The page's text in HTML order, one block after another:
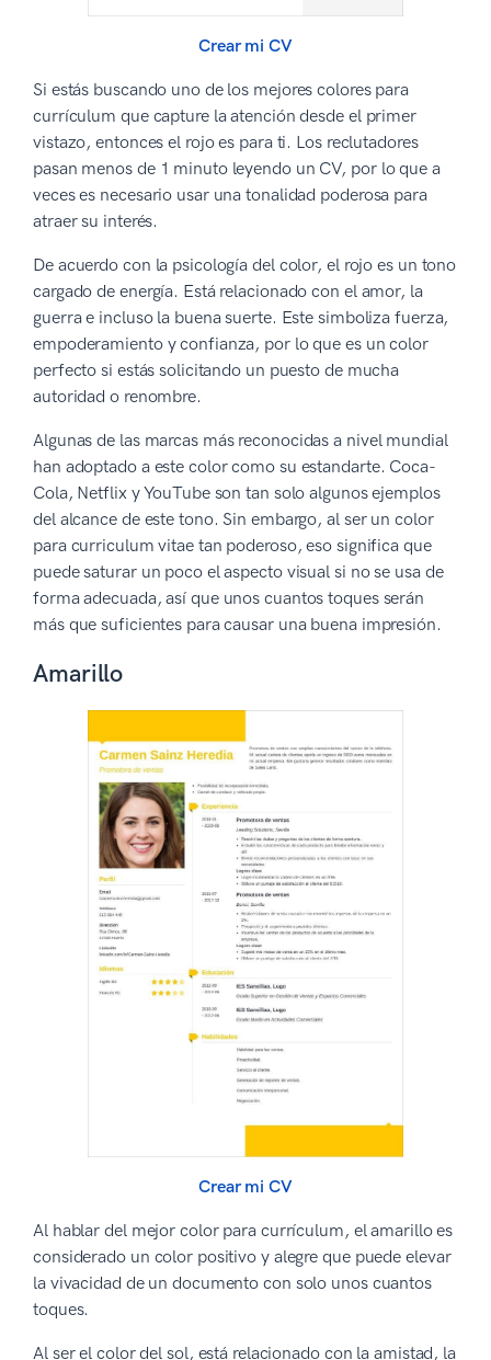
Crear mi CV
Si estás buscando uno de los mejores colores para
currículum que capture la atención desde el primer
vistazo, entonces el rojo es para ti. Los reclutadores
pasan menos de 1 minuto leyendo un CV, por lo que a
veces es necesario usar una tonalidad poderosa para
atraer su interés.
De acuerdo con la psicología del color, el rojo es un tono
cargado de energía. Está relacionado con el amor, la
guerra e incluso la buena suerte. Este simboliza fuerza,
empoderamiento y confianza, por lo que es un color
perfecto si estás solicitando un puesto de mucha
autoridad o renombre.
Algunas de las marcas más reconocidas a nivel mundial
han adoptado a este color como su estandarte. Coca-
Cola, Netflix y YouTube son tan solo algunos ejemplos
del alcance de este tono. Sin embargo, al ser un color
para curriculum vitae tan poderoso, eso significa que
puede saturar un poco el aspecto visual si no se usa de
forma adecuada, así que unos cuantos toques serán
más que suficientes para causar una buena impresión.
Amarillo
Crear mi CV
Al hablar del mejor color para currículum, el amarillo es
considerado un color positivo y alegre que puede elevar
la vivacidad de un documento con solo unos cuantos
toques.
Al ser el color del sol, está relacionado con la amistad, la